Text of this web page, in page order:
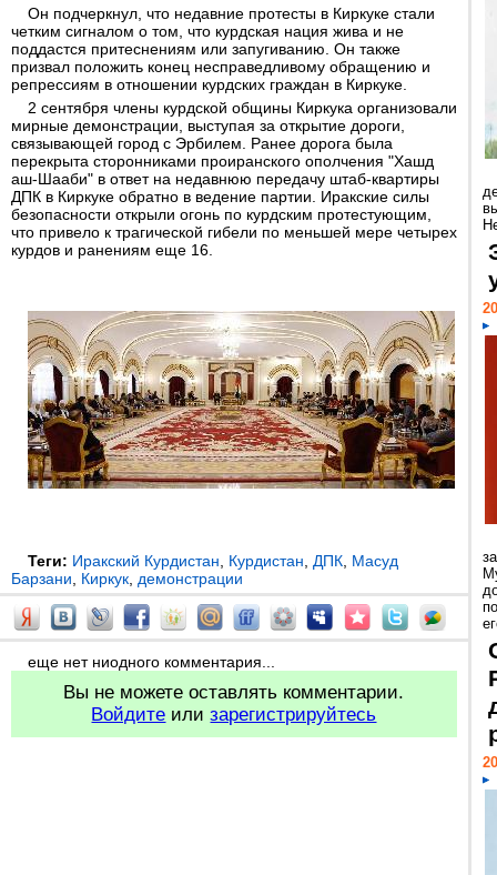
Он подчеркнул, что недавние протесты в Киркуке стали
четким сигналом о том, что курдская нация жива и не
поддастся притеснениям или запугиванию. Он также
призвал положить конец несправедливому обращению и
репрессиям в отношении курдских граждан в Киркуке.
2 сентября члены курдской общины Киркука организовали
мирные демонстрации, выступая за открытие дороги,
связывающей город с Эрбилем. Ранее дорога была
перекрыта сторонниками проиранского ополчения "Хашд
аш-Шааби" в ответ на недавнюю передачу штаб-квартиры
ДПК в Киркуке обратно в ведение партии. Иракские силы
безопасности открыли огонь по курдским протестующим,
что привело к трагической гибели по меньшей мере четырех
курдов и ранениям еще 16.
Теги: Иракский Курдистан Курдистан ДПК Масуд
Барзани
Киркук демонстрации
еще нет ниодного комментария...
Вы не можете оставлять комментарии.
Войдите илизарегистрируйтесь